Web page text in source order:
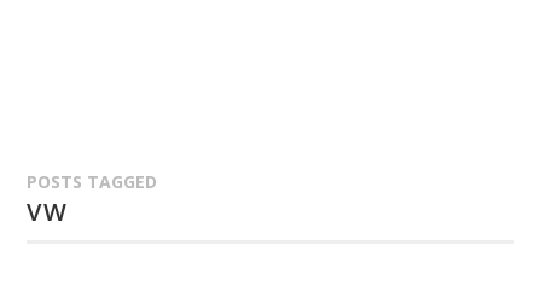
POSTS TAGGED
VW